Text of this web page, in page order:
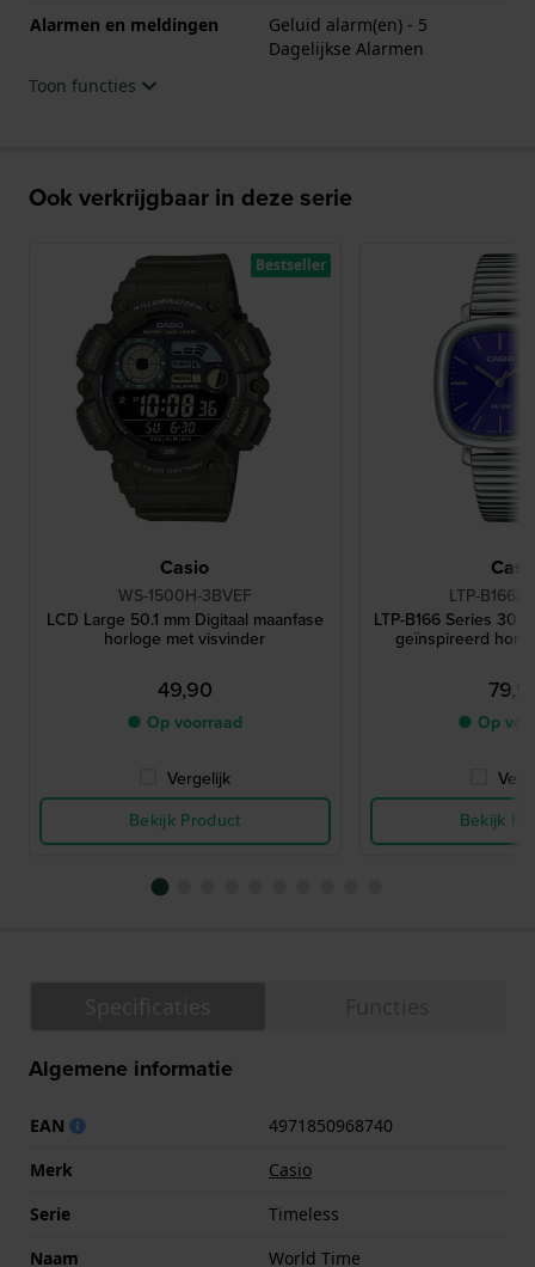
Alarmen en meldingen
Geluid alarm(en) - 5
Dagelijkse Alarmen
Toon functies
Ook verkrijgbaar in deze serie
Casio
WS-1500H-3BVEF
LCD Large 50.1 mm Digitaal maanfase
horloge met visvinder
49,90
● Op voorraad
Vergelijk
Bekijk Product
Bestseller
LTP-
LTP-B166 Series 30
geïnspireerd
● Op
Bekijk
Algemene informatie
EAN
4971850968740
Merk
Casio
Serie
Timeless
Naam
World Time